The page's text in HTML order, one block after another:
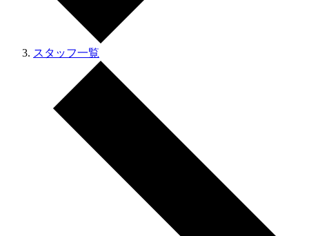
スタッフ一覧